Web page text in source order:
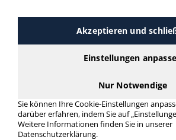
Akzeptieren und
Einstellungen
Nur Notwendige
Sie können Ihre Cookie-Einstellungen
darüber erfahren, indem Sie auf
Weitere Informationen finden Sie in unserer
Datenschutzerklärung.